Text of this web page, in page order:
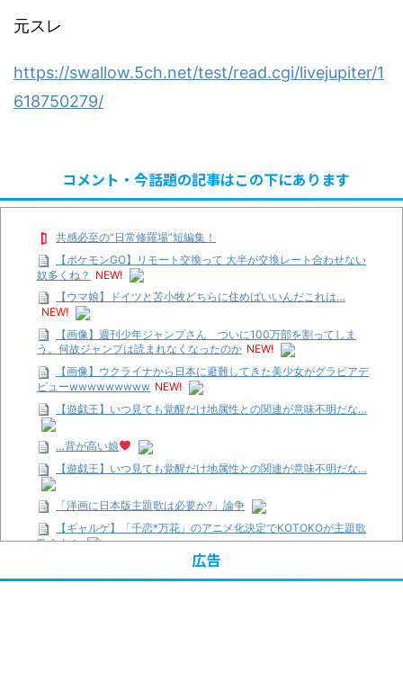
元スレ
https://swallow.5ch.net/test/read.cgi/livejupiter/1
618750279/
コメント・今話題の記事はこの下にあります
共感必至の“日常修羅場”短編集！
【ポケモンGO】リモート交換って 大半が交換レート合わせない
奴多くね？ NEW!
【ウマ娘】ドイツと苫小牧どちらに住めばいいんだこれは…
NEW!
【画像】週刊少年ジャンプさん ついに100万部を割ってしま
う。何故ジャンプは読まれなくなったのか NEW!
【画像】ウクライナから日本に避難してきた美少女がグラビアデ
ビューwwwwwwwww NEW!
【遊戯王】いつ見ても覚醒だけ地属性との関連が意味不明だな…
…背が高い娘
【遊戯王】いつ見ても覚醒だけ地属性との関連が意味不明だな…
「洋画に日本版主題歌は必要か?」論争
【ギャルゲ】「千恋*万花」のアニメ化決定でKOTOKOが主題歌
歌うよ！
【R-18】真・女神転生 Road to the Transcendence【二次創作】
第２０話
広告